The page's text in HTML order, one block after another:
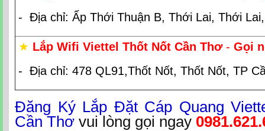
- Địa chỉ: Ấp Thới Thuận B, Thới Lai, Thới
★ Lắp Wifi Viettel Thốt Nốt Cần Thơ- Gọi
- Địa chỉ: 478 QL91,Thốt Nốt, Thốt Nốt, TP
Đăng Ký Lắp Đặt Cáp Quang
Cần Thơ vui lòng gọi ngay